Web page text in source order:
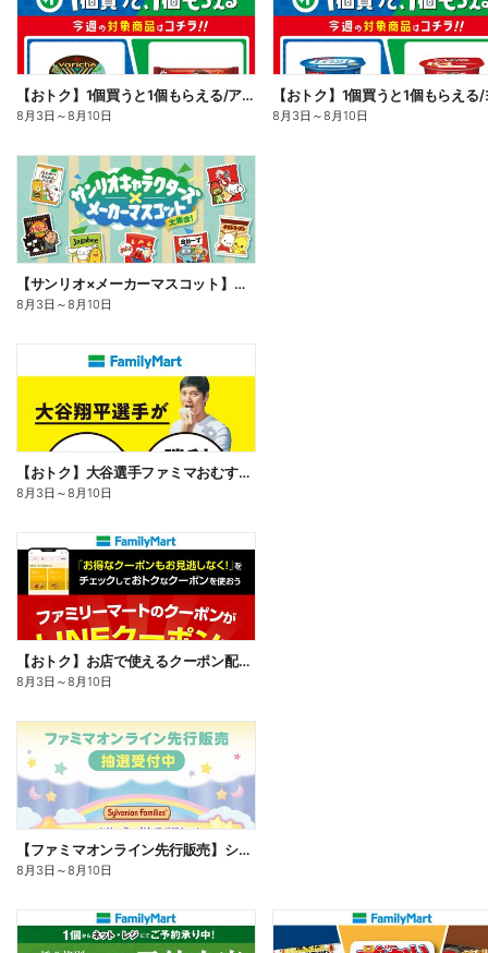
【おトク】1個買うと1個もらえる/アイス
8月3日 ～8月10日 8月3日 ～8月10日
【サンリオ×メーカーマスコット】オリジナルグッズ貰える!
8月3日 ～8月10日
【おトク】大谷選手ファミマおむすび割
8月3日 ～8月10日
【おトク】お店で使えるクーポン配信中
8月3日 ～8月10日
【ファミマオンライン先行販売】シルバニアファミリー
8月3日 ～8月10日